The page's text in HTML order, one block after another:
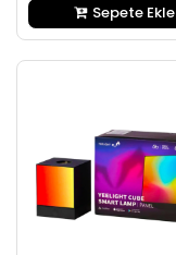
Sepete Ekle